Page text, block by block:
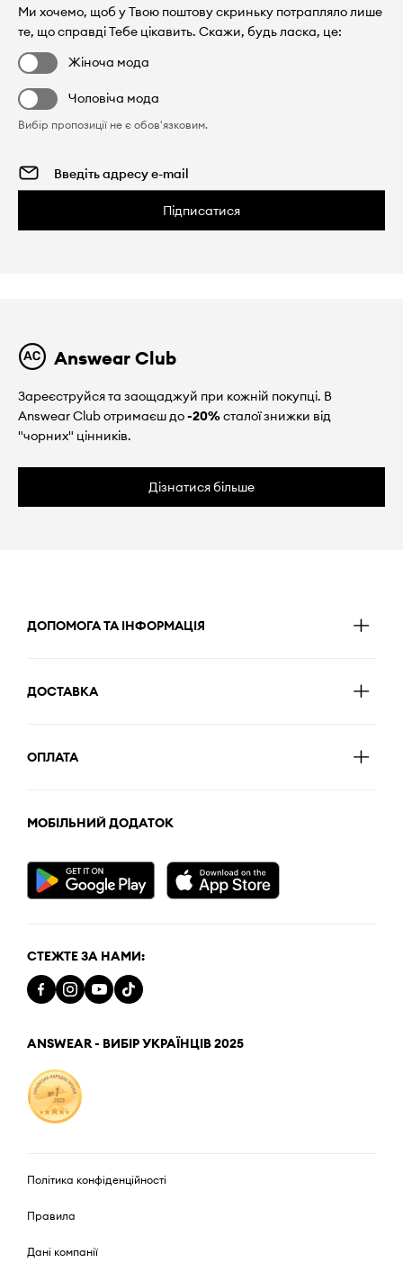
Ми хочемо, щоб у Твою поштову скриньку потрапляло лише
те, що справді Тебе цікавить. Скажи, будь ласка, це:
Жіноча мода
Чоловіча мода
Вибір пропозиції не є обов'язковим.
Підписатися
Answear Club
Зареєструйся та заощаджуй при кожній покупці. В
Answear Club отримаєш до-20%сталої знижки від
"чорних" цінників.
Дізнатися більше
ДОПОМОГА ТА ІНФОРМАЦІЯ
ДОСТАВКА
ОПЛАТА
МОБІЛЬНИЙ ДОДАТОК
СТЕЖТЕ ЗА НАМИ:
ANSWEAR - ВИБІР УКРАЇНЦІВ 2025
Політика конфіденційності
Правила
Дані компанії